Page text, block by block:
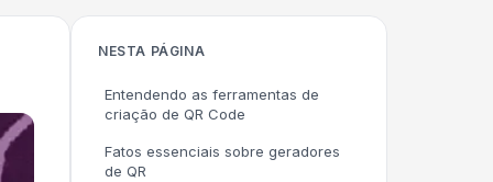
NESTA PÁGINA
Entendendo as ferramentas de
criação de QR Code
Fatos essenciais sobre geradores
de QR